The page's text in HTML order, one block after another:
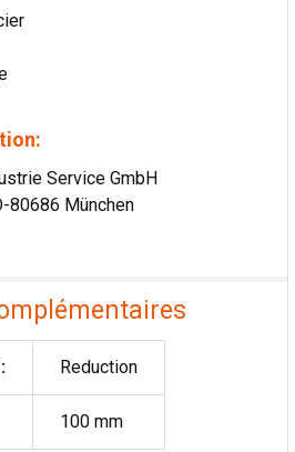
Service GmbH
80686 München
Reduction
100 mm